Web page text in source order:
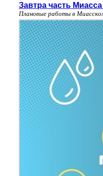
Завтра часть
Плановые работы в